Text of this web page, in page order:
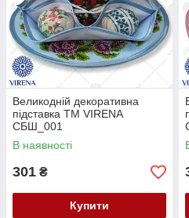
Великодній декоративна
підставка ТМ VIRENA
СБШ_001
В наявності
301 ₴
Купити